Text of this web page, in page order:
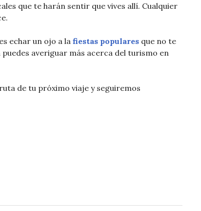
que te harán sentir que vives allí. Cualquier
echar un ojo a lafiestas populares que no te
averiguar más acerca del turismo en
de tu próximo viaje y seguiremos